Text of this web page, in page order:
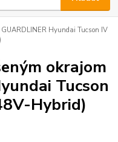
Hyundai Tucson IV
okrajom
Tucson
Hybrid)